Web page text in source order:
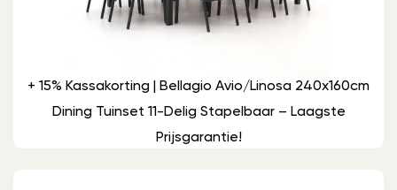
+ 15% Kassakorting | Bellagio Avio/Linosa 240x160cm
Dining Tuinset 11-Delig Stapelbaar – Laagste
Prijsgarantie!